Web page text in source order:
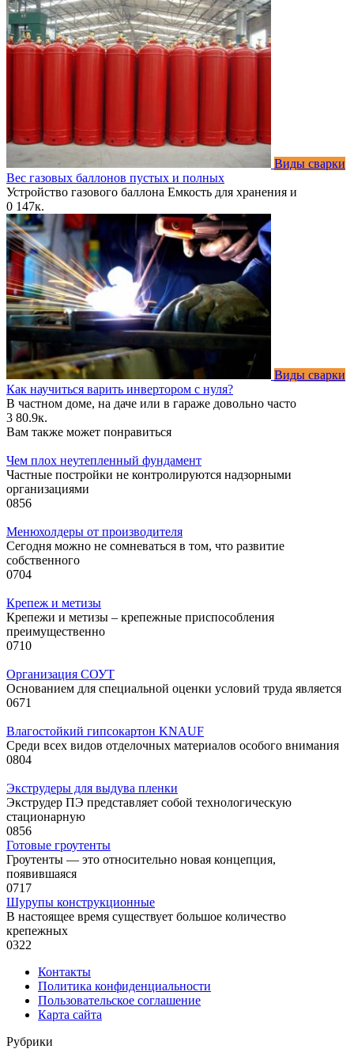
Виды сварки
Вес газовых баллонов пустых и полных
Устройство газового баллона Емкость для хранения и
0 147к.
Виды сварки
Как научиться варить инвертором с нуля?
В частном доме, на даче или в гараже довольно часто
3 80.9к.
Вам также может понравиться
Чем плох неутепленный фундамент
Частные постройки не контролируются надзорными
организациями
0856
Менюхолдеры от производителя
Сегодня можно не сомневаться в том, что развитие
собственного
0704
Крепеж и метизы
Крепежи и метизы – крепежные приспособления
преимущественно
0710
Организация СОУТ
Основанием для специальной оценки условий труда является
0671
Влагостойкий гипсокартон KNAUF
Среди всех видов отделочных материалов особого внимания
0804
Экструдеры для выдува пленки
Экструдер ПЭ представляет собой технологическую
стационарную
0856
Готовые гроутенты
Гроутенты — это относительно новая концепция,
появившаяся
0717
Шурупы конструкционные
В настоящее время существует большое количество
крепежных
0322
Контакты
Политика конфиденциальности
Пользовательское соглашение
Карта сайта
Рубрики